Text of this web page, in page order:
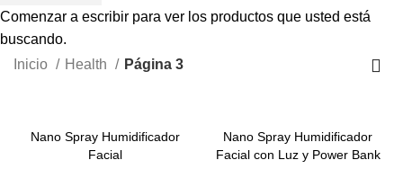
CATEGORÍAS
Inicio Health Página 3
Nano Spray Humidificador
Facial
Nano Spray Humidificador
Facial con Luz y Power Bank
Comenzar a escribir para ver los productos que usted está
buscando.